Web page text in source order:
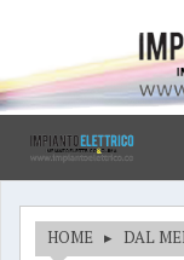
HOME ▸ DAL